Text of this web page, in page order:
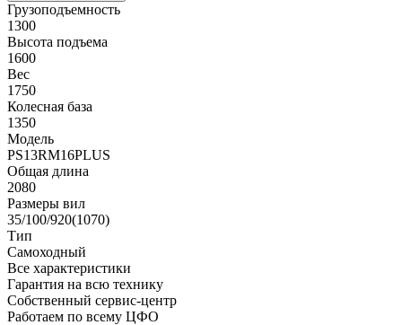
Грузоподъемность
1300
Высота подъема
1600
Вес
1750
Колесная база
1350
Модель
PS13RM16PLUS
Общая длина
2080
Размеры вил
35/100/920(1070)
Тип
Самоходный
Все характеристики
Гарантия на всю технику
Собственный сервис-центр
Работаем по всему ЦФО